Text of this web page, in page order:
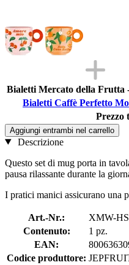
Bialetti Mercato della Frutta
Bialetti Caffè Perfetto
Prezzo
Aggiungi entrambi nel carrello
Descrizione
Questo set di mug porta in
pausa rilassante durante la
I pratici manici assicurano una
Art.-Nr.:
XMW-
Contenuto:
1 pz.
EAN:
Codice produttore: